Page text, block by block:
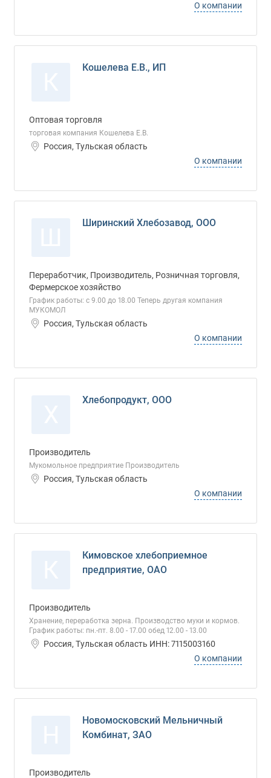
О компании
Кошелева Е.В., ИП
Оптовая торговля
торговая компания Кошелева Е.В.
Россия, Тульская область
О компании
Ширинский Хлебозавод, ООО
Переработчик, Производитель, Розничная торговля,
Фермерское хозяйство
График работы: с 9.00 до 18.00 Теперь другая компания
МУКОМОЛ
Россия, Тульская область
О компании
Хлебопродукт, ООО
Производитель
Мукомольное предприятие Производитель
Россия, Тульская область
О компании
Кимовское хлебоприемное
предприятие, ОАО
Производитель
Хранение, переработка зерна. Производство муки и кормов.
График работы: пн.-пт. 8.00 - 17.00 обед 12.00 - 13.00
Россия, Тульская область ИНН: 7115003160
О компании
Новомосковский Мельничный
Комбинат, ЗАО
Производитель